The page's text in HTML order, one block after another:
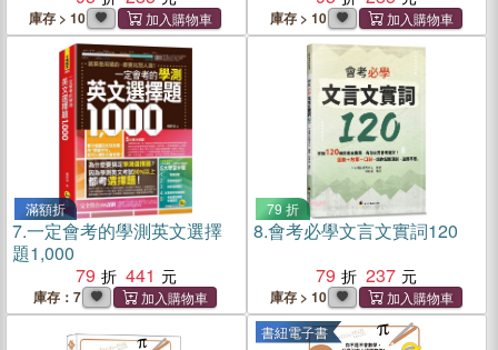
庫存 > 10 庫存 > 10
滿額折
7.一定會考的學測英文選擇
題1,000
79
441
庫存：7
79 折
8.會考必學文言文實詞120
79
237
庫存 > 10
書紐電子書